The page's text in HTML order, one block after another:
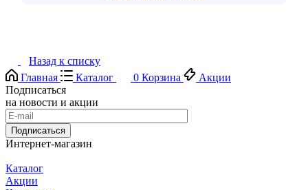
Назад к списку
Главная
Каталог 0 Корзина
Акции
Подписаться
на новости и акции
Подписаться
Интернет-магазин
Каталог
Акции